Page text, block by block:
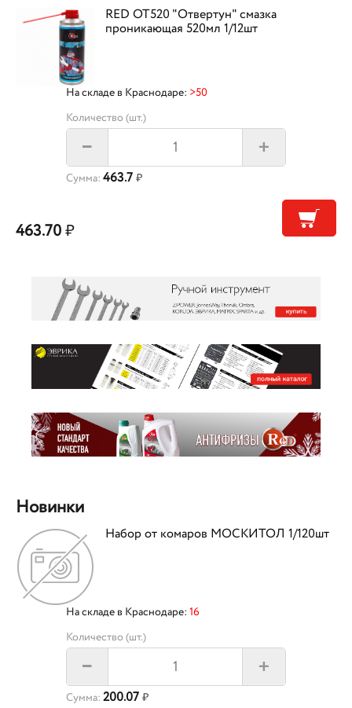
RED OT520 "Отвертун" смазка
проникающая 520мл 1/12шт
На складе в Краснодаре: >50
Количество (шт.)
– +
Сумма: 463.7 ₽
463.70₽
Новинки
Набор от комаров МОСКИТОЛ 1/120шт
На складе в Краснодаре: 16
Количество (шт.)
– +
Сумма: 200.07 ₽